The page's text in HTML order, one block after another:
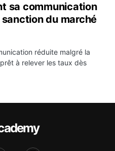
sa communication
du marché
réduite malgré la
à relever les taux dès